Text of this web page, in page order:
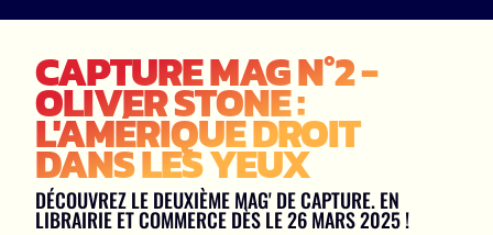
CAPTURE MAG N°2 -
OLIVER STONE :
L'AMÉRIQUE DROIT
DANS LES YEUX
DÉCOUVREZ LE DEUXIÈME MAG' DE CAPTURE. EN
LIBRAIRIE ET COMMERCE DÈS LE 26 MARS 2025 !